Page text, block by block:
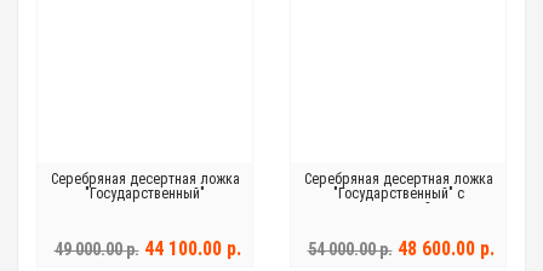
Серебряная десертная ложка
"Государственный"
49 000.00 р. 44 100.00 р.
Серебряная десертная ложка
"Государственный" с
позолотой
54 000.00 р. 48 600.00 р.